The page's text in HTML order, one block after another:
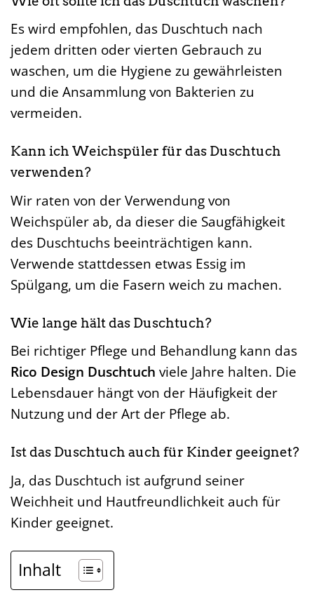
Es wird empfohlen, das Duschtuch nach
jedem dritten oder vierten Gebrauch zu
waschen, um die Hygiene zu gewährleisten
und die Ansammlung von Bakterien zu
vermeiden.
Kann ich Weichspüler für das Duschtuch
verwenden?
Wir raten von der Verwendung von
Weichspüler ab, da dieser die Saugfähigkeit
des Duschtuchs beeinträchtigen kann.
Verwende stattdessen etwas Essig im
Spülgang, um die Fasern weich zu machen.
Wie lange hält das Duschtuch?
Bei richtiger Pflege und Behandlung kann das
Rico Design Duschtuch viele Jahre halten. Die
Lebensdauer hängt von der Häufigkeit der
Nutzung und der Art der Pflege ab.
Ist das Duschtuch auch für Kinder geeignet?
Ja, das Duschtuch ist aufgrund seiner
Weichheit und Hautfreundlichkeit auch für
Kinder geeignet.
Inhalt